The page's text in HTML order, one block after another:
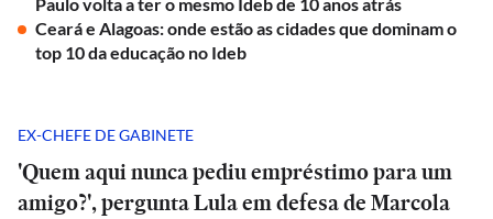
Ceará e Alagoas: onde estão as cidades que dominam o
top 10 da educação no Ideb
EX-CHEFE DE GABINETE
'Quem aqui nunca pediu empréstimo para um
amigo?', pergunta Lula em defesa de Marcola